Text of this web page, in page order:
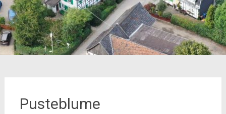
Pusteblume